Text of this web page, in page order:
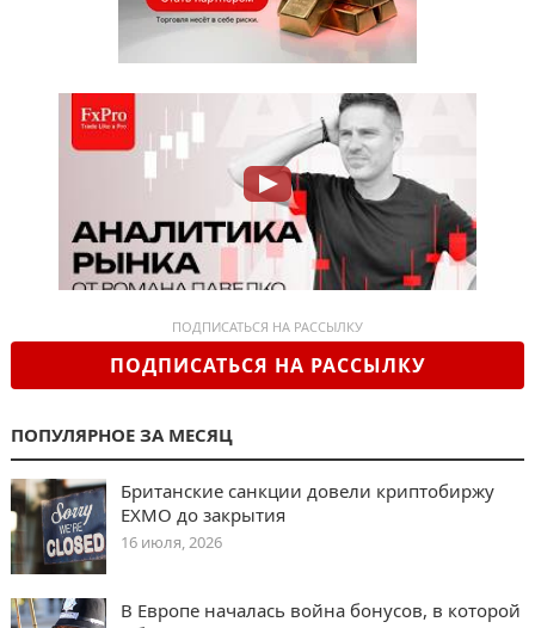
ПОДПИСАТЬСЯ НА РАССЫЛКУ
ПОДПИСАТЬСЯ НА РАССЫЛКУ
ПОПУЛЯРНОЕ ЗА МЕСЯЦ
Британские санкции довели криптобиржу
EXMO до закрытия
16 июля, 2026
В Европе началась война бонусов, в которой